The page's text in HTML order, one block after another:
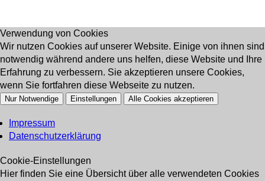
Verwendung von Cookies
Wir nutzen Cookies auf unserer Website. Einige von ihnen sind
notwendig während andere uns helfen, diese Website und Ihre
Erfahrung zu verbessern. Sie akzeptieren unsere Cookies,
wenn Sie fortfahren diese Webseite zu nutzen.
Nur Notwendige Einstellungen Alle Cookies akzeptieren
Impressum
Datenschutzerklärung
Cookie-Einstellungen
Hier finden Sie eine Übersicht über alle verwendeten Cookies